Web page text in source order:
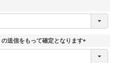
送信をもって確定となります
(